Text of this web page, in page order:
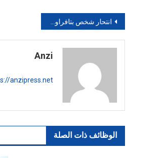
تصفّح
المقالات
انتحار شخص بتافراوت المولود
Anzi
anzipress.net/
الوظائف ذات الصلة